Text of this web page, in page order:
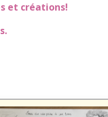
et créations!